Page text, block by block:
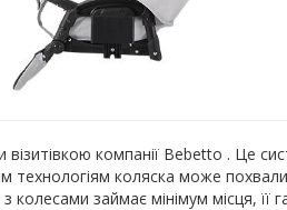
компанії Bebetto . Це
коляска може
колесами займає мінімум місця, її